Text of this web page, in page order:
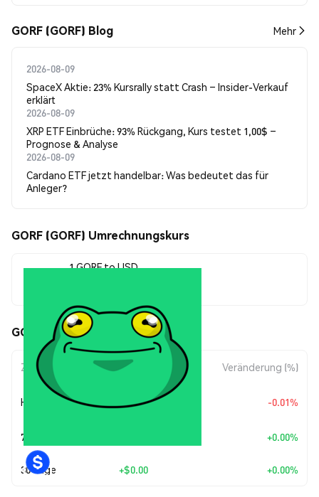
GORF (GORF) Blog Mehr
2026-08-09
SpaceX Aktie: 23% Kursrally statt Crash – Insider-Verkauf
erklärt
2026-08-09
XRP ETF Einbrüche: 93% Rückgang, Kurs testet 1,00$ –
Prognose & Analyse
2026-08-09
Cardano ETF jetzt handelbar: Was bedeutet das für
Anleger?
GORF (GORF) Umrechnungskurs
1 GORF to USD
GORF (GORF) Kursbewegungen
Zeitraum Betragsänderung Veränderung (%)
Heute $0.095543 -0.01%
7 Tage +0.00%
30 Tage +$0.00 +0.00%